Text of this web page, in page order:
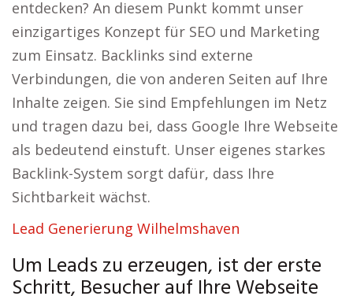
entdecken? An diesem Punkt kommt unser
einzigartiges Konzept für SEO und Marketing
zum Einsatz. Backlinks sind externe
Verbindungen, die von anderen Seiten auf Ihre
Inhalte zeigen. Sie sind Empfehlungen im Netz
und tragen dazu bei, dass Google Ihre Webseite
als bedeutend einstuft. Unser eigenes starkes
Backlink-System sorgt dafür, dass Ihre
Sichtbarkeit wächst.
Lead Generierung Wilhelmshaven
Um Leads zu erzeugen, ist der erste
Schritt, Besucher auf Ihre Webseite